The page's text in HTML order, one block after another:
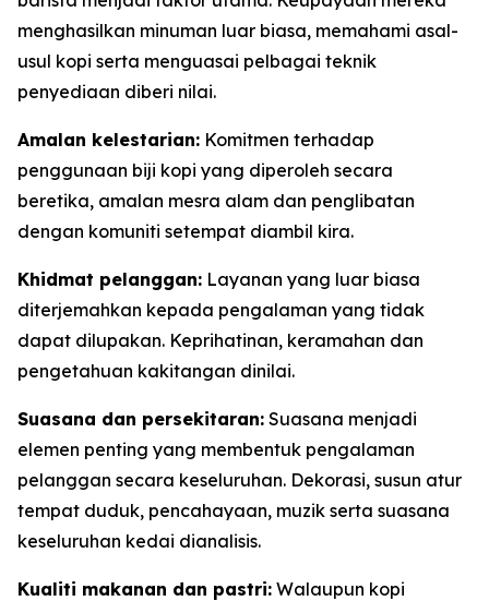
menghasilkan minuman luar biasa, memahami asal-
usul kopi serta menguasai pelbagai teknik
penyediaan diberi nilai.
Amalan kelestarian: Komitmen terhadap
penggunaan biji kopi yang diperoleh secara
beretika, amalan mesra alam dan penglibatan
dengan komuniti setempat diambil kira.
Khidmat pelanggan: Layanan yang luar biasa
diterjemahkan kepada pengalaman yang tidak
dapat dilupakan. Keprihatinan, keramahan dan
pengetahuan kakitangan dinilai.
Suasana dan persekitaran: Suasana menjadi
elemen penting yang membentuk pengalaman
pelanggan secara keseluruhan. Dekorasi, susun atur
tempat duduk, pencahayaan, muzik serta suasana
keseluruhan kedai dianalisis.
Kualiti makanan dan pastri: Walaupun kopi